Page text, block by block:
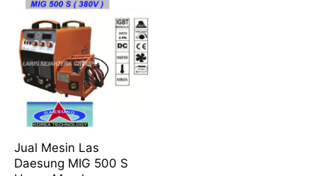
Jual Mesin Las
Daesung MIG 500 S